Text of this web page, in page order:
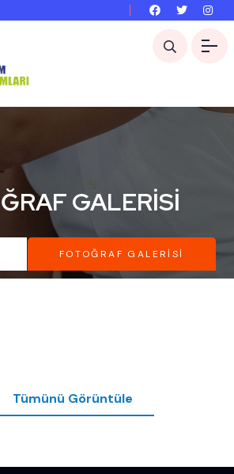
GALERISI
FOTOĞRAF GALERISI
Tümünü Görüntüle